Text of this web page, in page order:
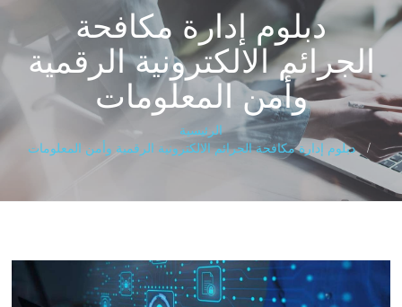
دبلوم إدارة مكافحة
الجرائم الالكترونية الرقمية
وأمن المعلومات
الرئيسية
دبلوم إدارة مكافحة الجرائم الالكترونية الرقمية وأمن المعلومات